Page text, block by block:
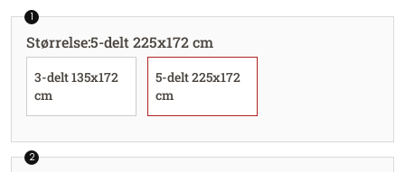
1
Størrelse:5-delt 225x172 cm
3-delt 135x172
cm
5-delt 225x172
cm
2